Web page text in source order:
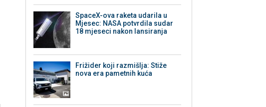
SpaceX-ova raketa udarila u
Mjesec: NASA potvrdila sudar
18 mjeseci nakon lansiranja
Frižider koji razmišlja: Stiže
nova era pametnih kuća